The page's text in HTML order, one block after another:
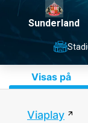
Sunderland
Visas på
Viaplay